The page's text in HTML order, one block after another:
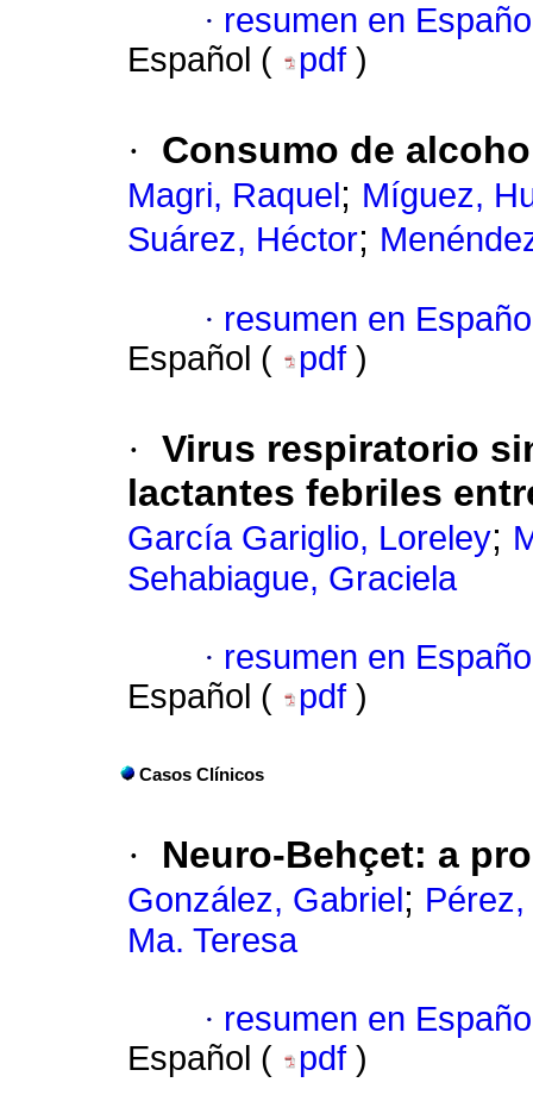
· resumen en
Español (
pdf )
· Consumo de
Magri, Raquel ; Míguez,
Suárez, Héctor;
· resumen en
Español (
pdf )
· Virus respiratorio
lactantes febriles
García Gariglio, Loreley;
Sehabiague, Graciela
· resumen en
Español (
pdf )
Casos Clínicos
· Neuro-Behçet: a
González, Gabriel ;
Ma. Teresa
· resumen en
Español (
pdf )